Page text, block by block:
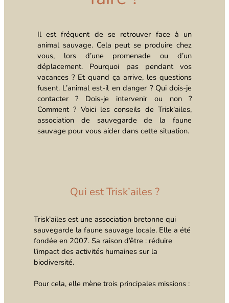
Il est fréquent de se retrouver face à un
animal sauvage. Cela peut se produire chez
vous, lors d’une promenade ou d’un
déplacement. Pourquoi pas pendant vos
vacances ? Et quand ça arrive, les questions
fusent. L’animal est-il en danger ? Qui dois-je
contacter ? Dois-je intervenir ou non ?
Comment ? Voici les conseils de Trisk’ailes,
association de sauvegarde de la faune
sauvage pour vous aider dans cette situation.
Qui est Trisk’ailes ?
Trisk’ailes est une association bretonne qui
sauvegarde la faune sauvage locale. Elle a été
fondée en 2007. Sa raison d’être : réduire
l’impact des activités humaines sur la
biodiversité.
Pour cela, elle mène trois principales missions :